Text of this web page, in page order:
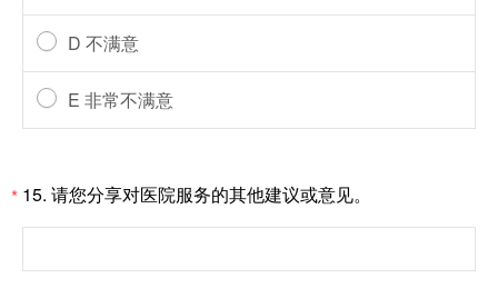
D 不满意
E 非常不满意
* 15. 请您分享对医院服务的其他建议或意见。